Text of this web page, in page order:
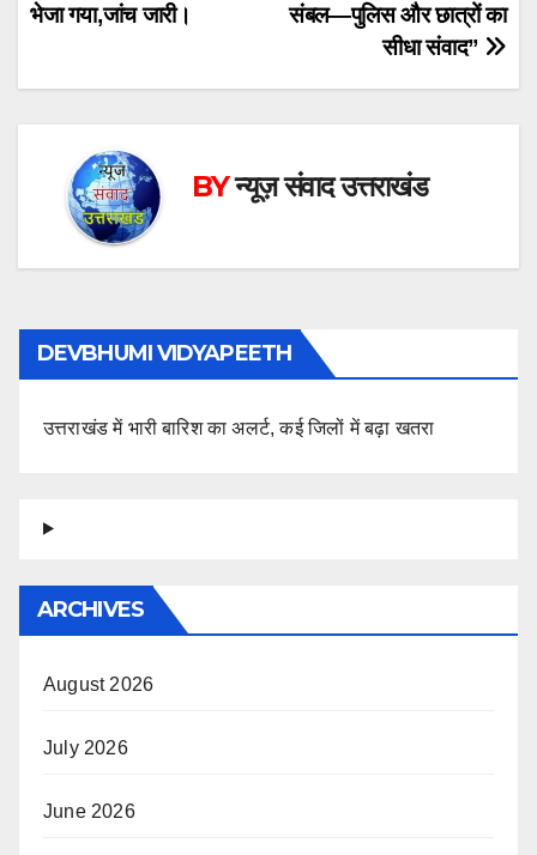
संबल—पुलिस और छात्रों का
सीधा संवाद”
भेजा गया,जांच जारी।
BYन्यूज़ संवाद उत्तराखंड
DEVBHUMI VIDYAPEETH
उत्तराखंड में भारी बारिश का अलर्ट, कई जिलों में बढ़ा खतरा
ARCHIVES
August 2026
July 2026
June 2026